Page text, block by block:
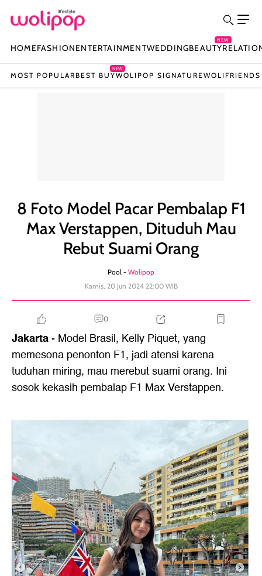
HOMEFASHIONENTERTAINMENTWEDDINGBEAUTY
NEW
MOST POPULAR BEST BUY
NEW
WOLIPOP SIGNATUREWOLIFRIENDS
8 Foto Model Pacar Pembalap F1
Max Verstappen, Dituduh Mau
Rebut Suami Orang
Pool - Wolipop
Kamis, 20 Jun 2024 22:00 WIB
0
Jakarta- Model Brasil, Kelly Piquet, yang
memesona penonton F1, jadi atensi karena
tuduhan miring, mau merebut suami orang. Ini
sosok kekasih pembalap F1 Max Verstappen.